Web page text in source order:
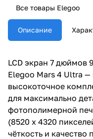
Все товары Elegoo
Описание
LCD экран 7 дюймов
Elegoo Mars 4 Ultra
высокоточное
для максимально
фотополимерной
(8520 x 4320
чёткость и